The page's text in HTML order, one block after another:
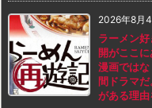
2026年8月
ラーメン
開がここ
漫画では
間ドラマ
がある理由